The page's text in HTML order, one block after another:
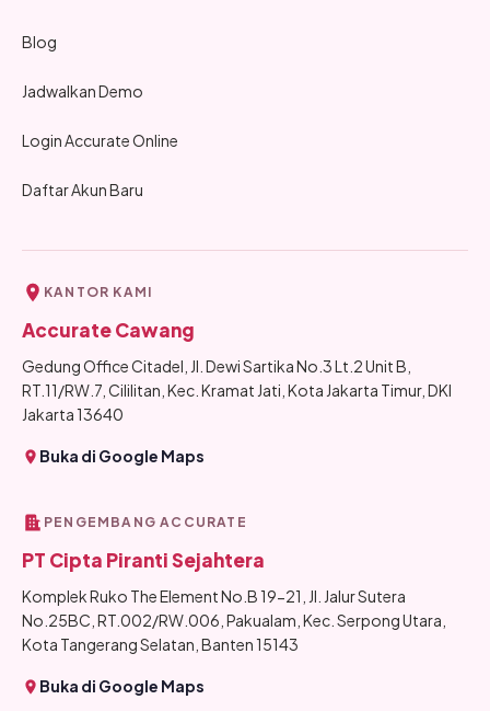
Blog
Jadwalkan Demo
Login Accurate Online
Daftar Akun Baru
KANTOR KAMI
Accurate Cawang
Gedung Office Citadel, Jl. Dewi Sartika No.3 Lt.2 Unit B,
RT.11/RW.7, Cililitan, Kec. Kramat Jati, Kota Jakarta Timur, DKI
Jakarta 13640
Buka di Google Maps
PENGEMBANG ACCURATE
PT Cipta Piranti Sejahtera
Komplek Ruko The Element No.B 19-21, Jl. Jalur Sutera
No.25BC, RT.002/RW.006, Pakualam, Kec. Serpong Utara,
Kota Tangerang Selatan, Banten 15143
Buka di Google Maps